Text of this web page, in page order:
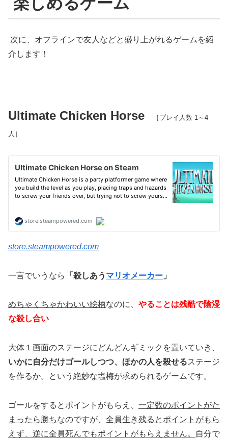
次に、オフラインで友人などと盛り上がれるゲームを紹
介します！
Ultimate Chicken Horse ［プレイ人数 1～4
人］
store.steampowered.com
一言でいうなら 「殺しあう マリオメーカー 」
めちゃくちゃかわいい絵柄なのに、 やることは残酷で陰湿
な殺し合い
大体１画面のステージにどんどんギミックを置いていき、
いかに自分だけゴールしつつ、ほかの人を殺せるステージ
を作るか。という絶妙な塩梅が求められるゲームです。
ゴールをするとポイントがもらえ、 一定数のポイントがた
まったら勝ちなのですが、 全員生き残るとポイントがもら
えず、逆に全員死んでもポイントがもらえません。
自分で